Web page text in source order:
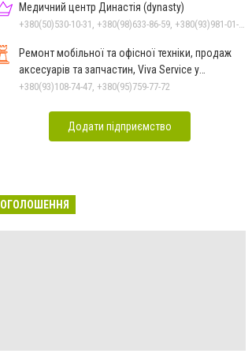
Медичний центр Династія (dynasty)
Ремонт мобільної та офісної техніки, продаж
аксесуарів та запчастин, Viva Service у
Миколаєві
+380(93)108-74-47, +380(95)759-77-72
Додати підприємство
ОГОЛОШЕННЯ